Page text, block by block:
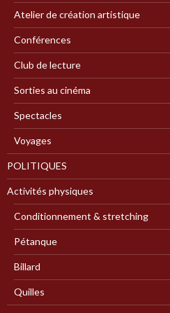
Atelier de création artistique
Conférences
Club de lecture
Sorties au cinéma
Spectacles
Voyages
POLITIQUES
Activités physiques
Conditionnement & stretching
Pétanque
Billard
Quilles